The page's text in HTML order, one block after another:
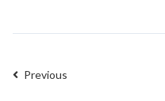
Previous